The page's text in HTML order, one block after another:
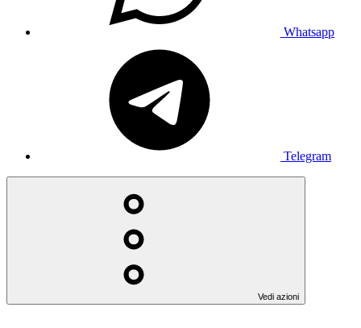
Whatsapp
Telegram
Vedi azioni